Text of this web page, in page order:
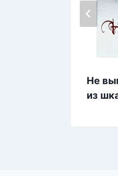
Не
из